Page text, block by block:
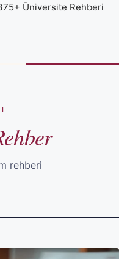
Üniversite Rehberi
rehberi